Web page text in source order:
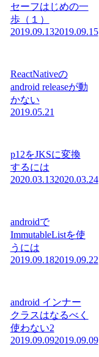
セーフはじめの一
歩（１）
2019.09.132019.09.15
ReactNativeの
android releaseが動
かない
2019.05.21
p12をJKSに変換
するには
2020.03.132020.03.24
androidで
ImmutableListを使
うには
2019.09.182019.09.22
android インナー
クラスはなるべく
使わない2
2019.09.092019.09.09